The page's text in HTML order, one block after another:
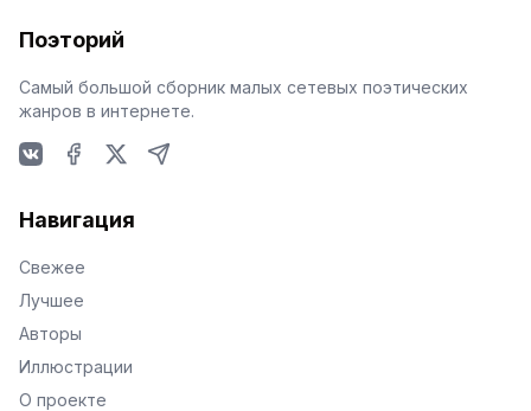
Поэторий
Самый большой сборник малых сетевых поэтических
жанров в интернете.
Навигация
Свежее
Лучшее
Авторы
Иллюстрации
О проекте